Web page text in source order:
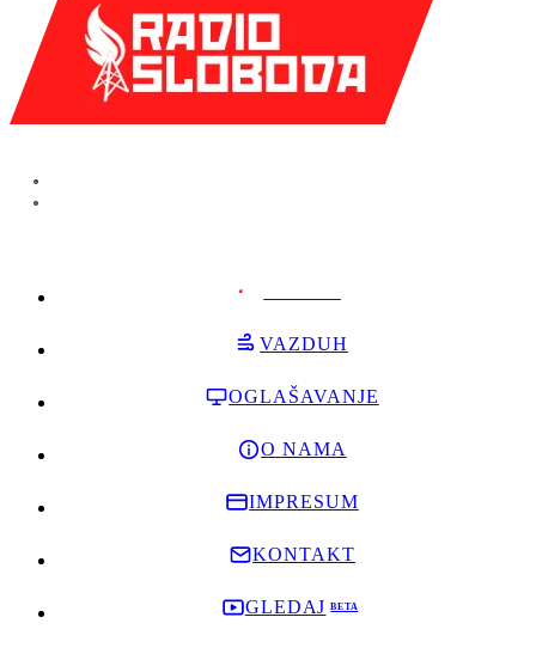
VAZDUH
OGLAŠAVANJE
O NAMA
IMPRESUM
KONTAKT
GLEDAJ